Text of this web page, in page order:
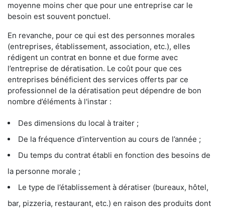
moyenne moins cher que pour une entreprise car le
besoin est souvent ponctuel.
En revanche, pour ce qui est des personnes morales
(entreprises, établissement, association, etc.), elles
rédigent un contrat en bonne et due forme avec
l’entreprise de dératisation. Le coût pour que ces
entreprises bénéficient des services offerts par ce
professionnel de la dératisation peut dépendre de bon
nombre d’éléments à l'instar :
Des dimensions du local à traiter ;
De la fréquence d’intervention au cours de l’année ;
Du temps du contrat établi en fonction des besoins de
la personne morale ;
Le type de l’établissement à dératiser (bureaux, hôtel,
bar, pizzeria, restaurant, etc.) en raison des produits dont